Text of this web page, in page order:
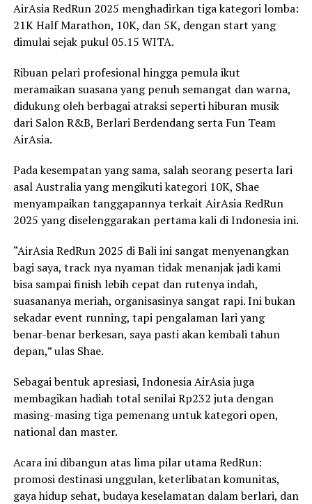
AirAsia RedRun 2025 menghadirkan tiga kategori lomba:
21K Half Marathon, 10K, dan 5K, dengan start yang
dimulai sejak pukul 05.15 WITA.
Ribuan pelari profesional hingga pemula ikut
meramaikan suasana yang penuh semangat dan warna,
didukung oleh berbagai atraksi seperti hiburan musik
dari Salon R&B, Berlari Berdendang serta Fun Team
AirAsia.
Pada kesempatan yang sama, salah seorang peserta lari
asal Australia yang mengikuti kategori 10K, Shae
menyampaikan tanggapannya terkait AirAsia RedRun
2025 yang diselenggarakan pertama kali di Indonesia ini.
“AirAsia RedRun 2025 di Bali ini sangat menyenangkan
bagi saya, track nya nyaman tidak menanjak jadi kami
bisa sampai finish lebih cepat dan rutenya indah,
suasananya meriah, organisasinya sangat rapi. Ini bukan
sekadar event running, tapi pengalaman lari yang
benar-benar berkesan, saya pasti akan kembali tahun
depan,” ulas Shae.
Sebagai bentuk apresiasi, Indonesia AirAsia juga
membagikan hadiah total senilai Rp232 juta dengan
masing-masing tiga pemenang untuk kategori open,
national dan master.
Acara ini dibangun atas lima pilar utama RedRun:
promosi destinasi unggulan, keterlibatan komunitas,
gaya hidup sehat, budaya keselamatan dalam berlari, dan